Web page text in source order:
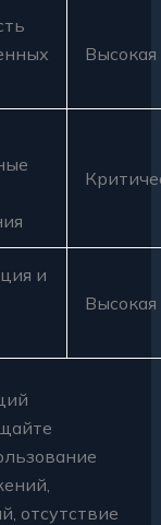
Высокая
и
Высокая
отсутствие